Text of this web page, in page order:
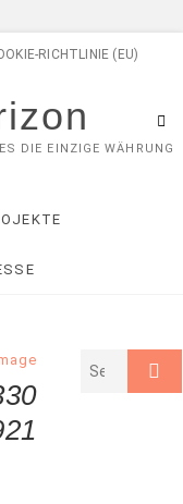
RICHTLINIE (EU)
DIE EINZIGE WÄHRUNG